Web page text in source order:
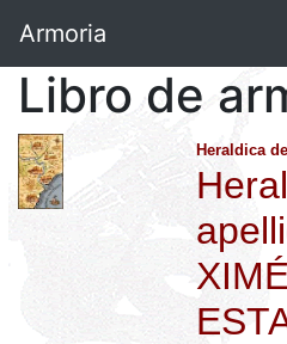
Armoria
Libro de
Heraldica